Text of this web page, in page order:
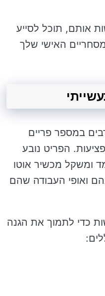
אותם, תוכל לסייע
האישי שלך
במספר פריים
הפריט נובע
ומשקל מכשיר אוטו
ואופי העבודה שהם
כדי לתמוך את הגנה